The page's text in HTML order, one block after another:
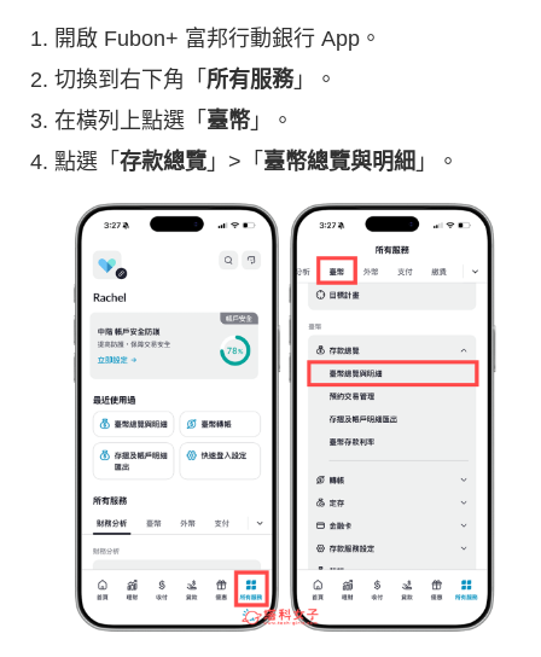
開啟 Fubon+ 富邦行動銀行 App。
切換到右下角「 所有服務」。
在橫列上點選「 臺幣 」。
點選「 存款總覽 」>「 臺幣總覽與明細 」。